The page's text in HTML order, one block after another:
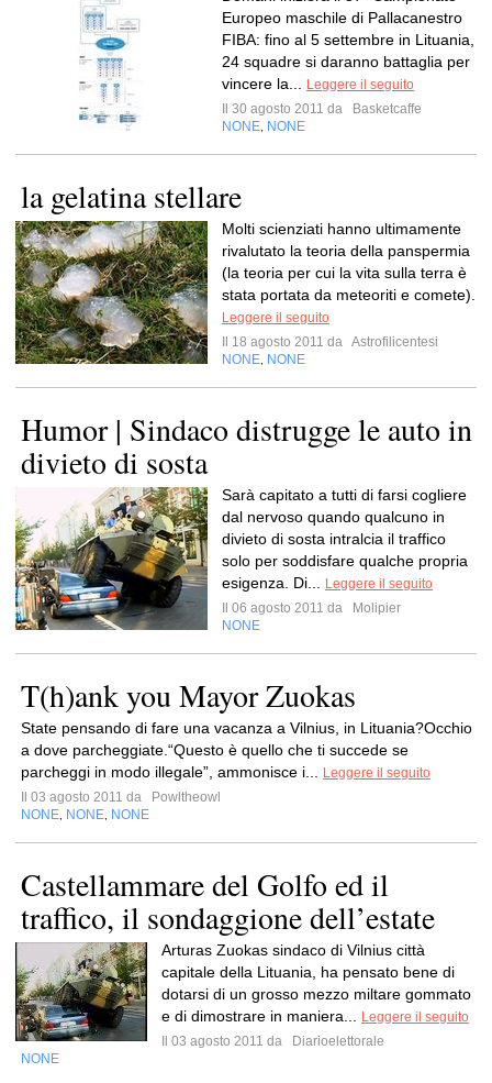
Europeo maschile di Pallacanestro
FIBA: fino al 5 settembre in Lituania,
24 squadre si daranno battaglia per
vincere la...
Leggere il seguito
Il 30 agosto 2011 da
Basketcaffe
NONE NONE
la gelatina stellare
Molti scienziati hanno ultimamente
rivalutato la teoria della panspermia
(la teoria per cui la vita sulla terra è
stata portata da meteoriti e comete).
Leggere il seguito
Il 18 agosto 2011 da Astrofilicentesi
NONE NONE
Humor | Sindaco distrugge le auto in
divieto di sosta
Sarà capitato a tutti di farsi cogliere
dal nervoso quando qualcuno in
divieto di sosta intralcia il traffico
solo per soddisfare qualche propria
esigenza. Di...
Leggere il seguito
Il 06 agosto 2011 da
Molipier
NONE
T(h)ank you Mayor Zuokas
State pensando di fare una vacanza a Vilnius, in Lituania?Occhio
a dove parcheggiate.“Questo è quello che ti succede se
parcheggi in modo illegale”, ammonisce i...
Leggere il seguito
Il 03 agosto 2011 da
Powltheowl
NONE NONE NONE
Castellammare del Golfo ed il
traffico, il sondaggione dell’estate
Arturas Zuokas sindaco di Vilnius città
capitale della Lituania, ha pensato bene di
dotarsi di un grosso mezzo miltare gommato
e di dimostrare in maniera...
Leggere il seguito
Il 03 agosto 2011 da
Diarioelettorale
NONE